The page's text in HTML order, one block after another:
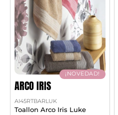
¡NOVEDAD!
ARCO IRIS
AI45RTBARLUK
Toallon Arco Iris Luke